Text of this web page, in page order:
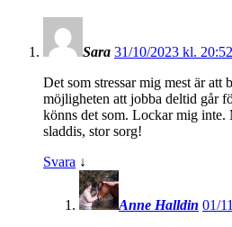
Sara 31/10/2023 kl. 20:52
Det som stressar mig mest är att
möjligheten att jobba deltid går
könns det som. Lockar mig
sladdis, stor sorg!
Svara ↓
Anne Halldin 01/